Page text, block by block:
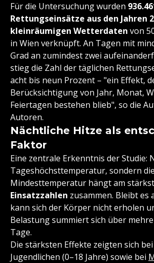
Für die Untersuchung wurden
Rettungseinsätze aus den Jahren
kleinräumigen Wetterdaten von
in Wien verknüpft. An Tagen mit
Grad an zumindest zwei
stieg die Zahl der täglichen
acht bis neun Prozent – "ein Effekt,
Berücksichtigung von Jahr, Monat,
Feiertagen bestehen blieb", so die
Autoren.
Nächtliche Hitze als
Faktor
Eine zentrale Erkenntnis der Studie:
Tageshöchsttemperatur, sondern
Mindesttemperatur hängt am
Einsatzzahlen zusammen. Bleibt es
kann sich der Körper nicht erholen
Belastung summiert sich über
Tage.
Die stärksten Effekte zeigten sich
Jugendlichen (0–18 Jahre) sowie bei